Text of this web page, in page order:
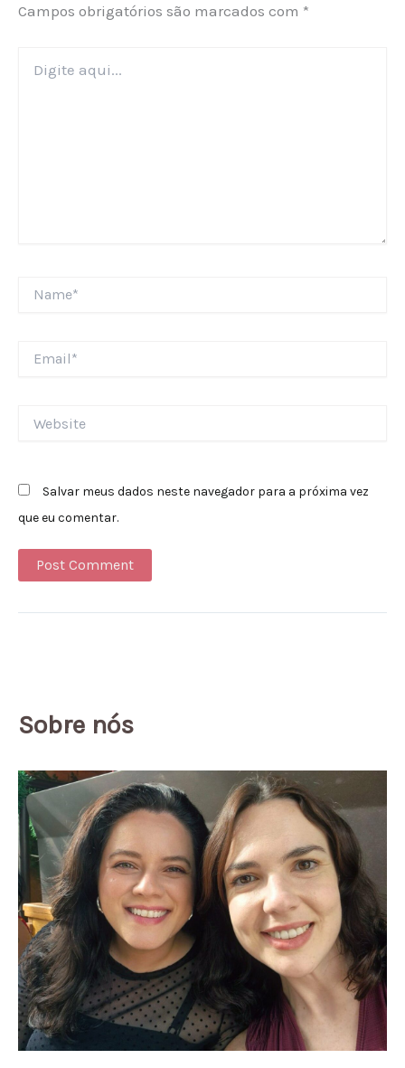
Campos obrigatórios são marcados com *
aqui...
Salvar meus dados neste navegador para a próxima vez
que eu comentar.
Sobre nós